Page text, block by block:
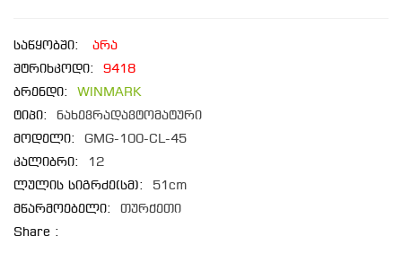
საწყობში:
არა
შტრიხკოდი:
9418
ბრენდი:
WINMARK
ტიპი:
ნახევრადავტომატური
მოდელი:
GMG-100-CL-45
კალიბრი:
12
ლულის სიგრძე(სმ):
51cm
მწარმოებელი:
თურქეთი
Share :